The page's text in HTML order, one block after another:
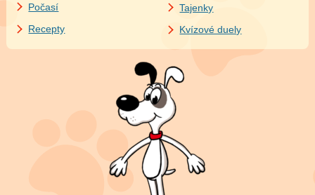
Počasí
Recepty
Tajenky
Kvízové duely